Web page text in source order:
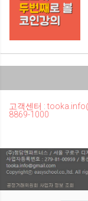
고객센터 :
8869-1000